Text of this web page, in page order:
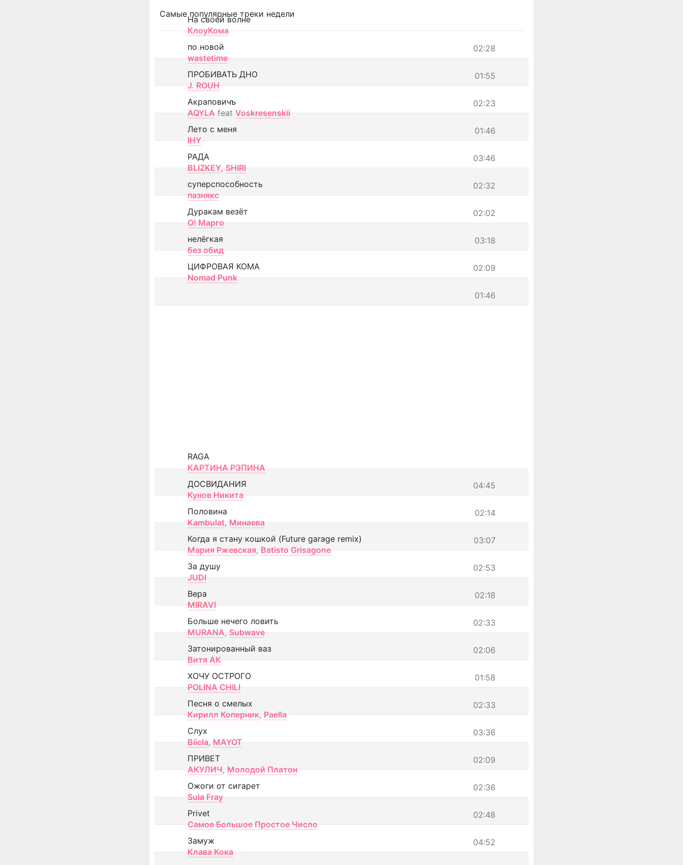
Самые популярные треки недели
На своей волне
КлоуКома
02:28
по новой
wastetime
01:55
ПРОБИВАТЬ ДНО
J. ROUH
02:23
Акраповичъ
AQYLA feat Voskresenskii
01:46
Лето с меня
IHY
03:46
РАДА
BLIZKEY, SHIRI
02:32
суперспособность
пазнякс
02:02
Дуракам везёт
О! Марго
03:18
нелёгкая
без обид
02:09
ЦИФРОВАЯ КОМА
Nomad Punk
01:46
RAGA
КАРТИНА РЭПИНА
04:45
ДОСВИДАНИЯ
Кунов Никита
02:14
Половина
Kambulat, Минаева
03:07
Когда я стану кошкой (Future garage remix)
Мария Ржевская, Batisto Grisagone
02:53
За душу
JUDI
02:18
Вера
MIRAVI
02:33
Больше нечего ловить
MURANA, Subwave
02:06
Затонированный ваз
Витя АК
01:58
ХОЧУ ОСТРОГО
POLINA CHILI
02:33
Песня о смелых
Кирилл Коперник, Paella
03:36
Слух
Biicla, MAYOT
02:09
ПРИВЕТ
АКУЛИЧ, Молодой Платон
02:36
Ожоги от сигарет
Sula Fray
02:48
Privet
Самое Большое Простое Число
04:52
Замуж
Клава Кока